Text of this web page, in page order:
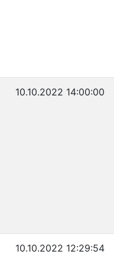
10.10.2022 14:00:00
10.10.2022 12:29:54